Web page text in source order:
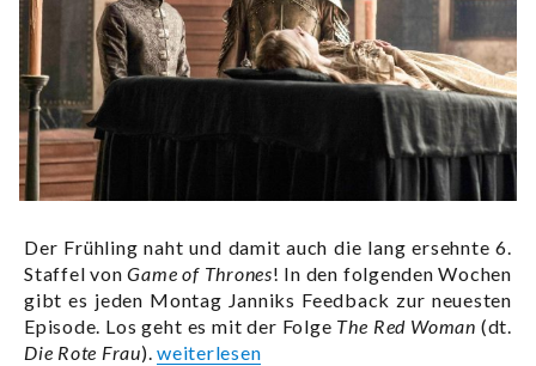
Der Frühling naht und damit auch die lang ersehnte 6.
Staffel vonGame of Thrones! In den folgenden Wochen
gibt es jeden Montag Janniks Feedback zur neuesten
Episode. Los geht es mit der Folge The Red Woman (dt.
Die Rote Frau).„Jannik schaut Game of Thrones –
weiterlesen